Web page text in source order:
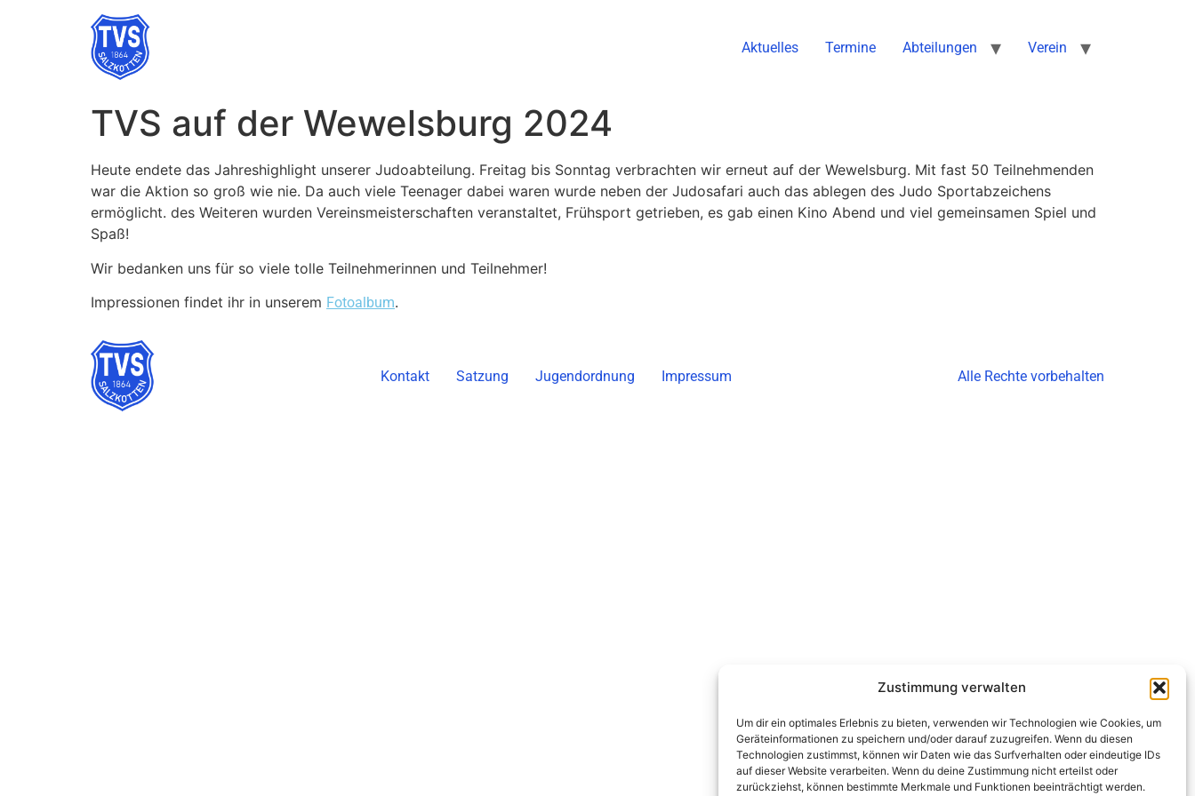
Zustimmung verwalten
Um dir ein optimales Erlebnis zu bieten, verwenden wir Technologien wie Cookies, um
Geräteinformationen zu speichern und/oder darauf zuzugreifen. Wenn du diesen
Technologien zustimmst, können wir Daten wie das Surfverhalten oder eindeutige IDs
auf dieser Website verarbeiten. Wenn du deine Zustimmung nicht erteilst oder
zurückziehst, können bestimmte Merkmale und Funktionen beeinträchtigt werden.
Aktuelles Termine Abteilungen Verein
TVS auf der Wewelsburg 2024
Heute endete das Jahreshighlight unserer Judoabteilung. Freitag bis Sonntag verbrachten wir erneut auf der Wewelsburg. Mit fast 50 Teilnehmenden
war die Aktion so groß wie nie. Da auch viele Teenager dabei waren wurde neben der Judosafari auch das ablegen des Judo Sportabzeichens
ermöglicht. des Weiteren wurden Vereinsmeisterschaften veranstaltet, Frühsport getrieben, es gab einen Kino Abend und viel gemeinsamen Spiel und
Spaß!
Wir bedanken uns für so viele tolle Teilnehmerinnen und Teilnehmer!
Impressionen findet ihr in unserem Fotoalbum.
Kontakt Satzung Jugendordnung Impressum Alle Rechte vorbehalten